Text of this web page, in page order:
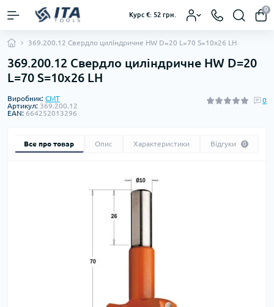
Курс €: 52 грн.
0
369.200.12 Свердло циліндричне HW D=20 L=70 S=10x26 LH
369.200.12 Свердло циліндричне HW D=20
L=70 S=10x26 LH
Виробник: CMT
Артикул: 369.200.12
EAN: 664252013296
0
Все про товар Опис Характеристики Відгуки 0